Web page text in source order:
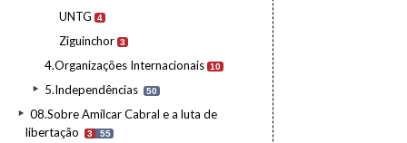
UNTG 4
Ziguinchor 3
4.Organizações Internacionais 10
5.Independências 50
08.Sobre Amílcar Cabral e a luta de
libertação
3 55